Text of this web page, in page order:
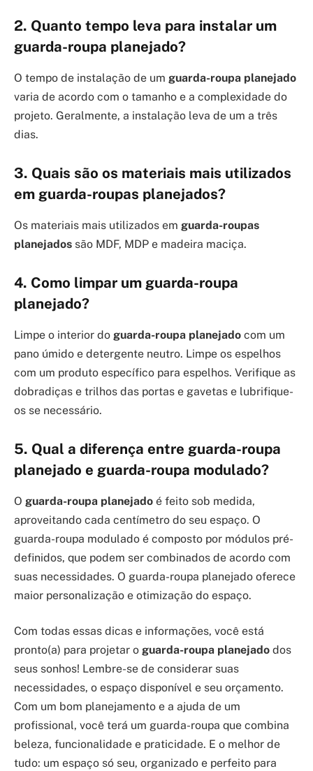
2. Quanto tempo leva para instalar um
guarda-roupa planejado?
O tempo de instalação de um guarda-roupa planejado
varia de acordo com o tamanho e a complexidade do
projeto. Geralmente, a instalação leva de um a três
dias.
3. Quais são os materiais mais utilizados
em guarda-roupas planejados?
Os materiais mais utilizados em guarda-roupas
planejados são MDF, MDP e madeira maciça.
4. Como limpar um guarda-roupa
planejado?
Limpe o interior do guarda-roupa planejado com um
pano úmido e detergente neutro. Limpe os espelhos
com um produto específico para espelhos. Verifique as
dobradiças e trilhos das portas e gavetas e lubrifique-
os se necessário.
5. Qual a diferença entre guarda-roupa
planejado e guarda-roupa modulado?
O guarda-roupa planejado é feito sob medida,
aproveitando cada centímetro do seu espaço. O
guarda-roupa modulado é composto por módulos pré-
definidos, que podem ser combinados de acordo com
suas necessidades. O guarda-roupa planejado oferece
maior personalização e otimização do espaço.
Com todas essas dicas e informações, você está
pronto(a) para projetar o guarda-roupa planejado dos
seus sonhos! Lembre-se de considerar suas
necessidades, o espaço disponível e seu orçamento.
Com um bom planejamento e a ajuda de um
profissional, você terá um guarda-roupa que combina
beleza, funcionalidade e praticidade. E o melhor de
tudo: um espaço só seu, organizado e perfeito para